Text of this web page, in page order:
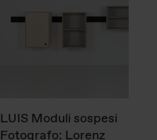
LUIS Moduli sospesi
Fotografo: Lorenz